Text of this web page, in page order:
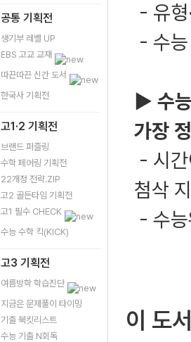
공통 기획전
생기부 레벨 UP
EBS 고교 교재
따끈따끈 신간 도서
한국사 기획전
고1·2 기획전
브랜드 퍼즐링
수학 페어링 기획전
22개정 전략.ZIP
고2 골든타임 기획전
고1 필수 CHECK
수능 수학 킥(KICK)
고3 기획전
여름방학 학습진단
지금은 문제풀이 타이밍
기출 북킷리스트
수능 기출 N회독
- 유
- 수
▶ 수
가장
- 시
첨삭
- 수
이 도